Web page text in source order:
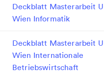
Deckblatt Masterarbeit
Wien Informatik
Deckblatt Masterarbeit
Wien Internationale
Betriebswirtschaft